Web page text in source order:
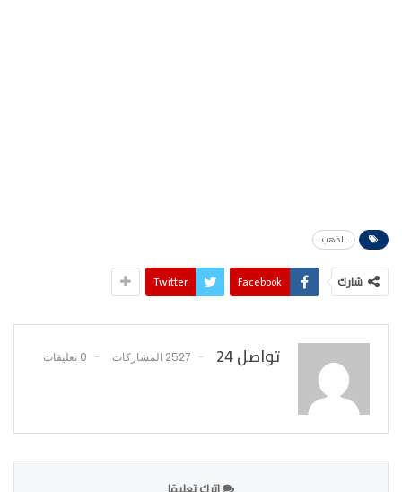
الذهب
شارك Facebook
Twitter
تواصل 24 2527 المشاركات 0 تعليقات